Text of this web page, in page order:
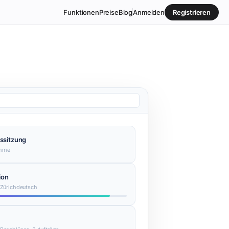
FunktionenPreiseBlogAnmelden Registrieren